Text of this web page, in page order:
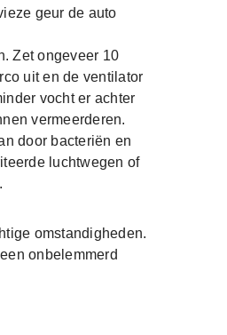
geur de auto
Zet ongeveer 10
uit en de ventilator
vocht er achter
vermeerderen.
door bacteriën en
luchtwegen of
omstandigheden.
onbelemmerd